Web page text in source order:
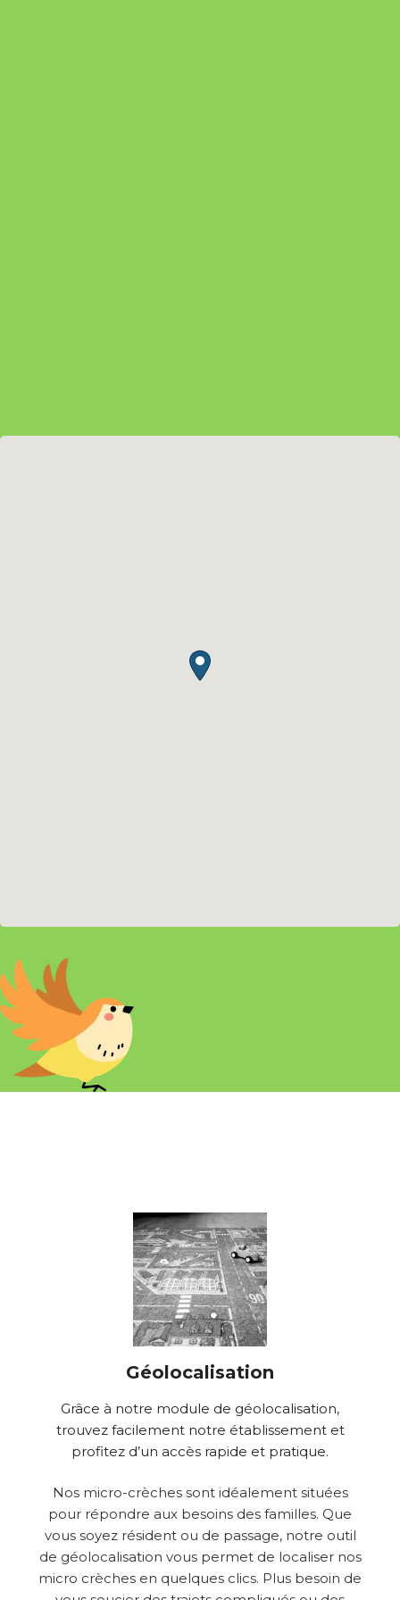
Géolocalisation
Grâce à notre module de géolocalisation,
trouvez facilement notre établissement et
profitez d’un accès rapide et pratique.
Nos micro-crèches sont idéalement situées
pour répondre aux besoins des familles. Que
vous soyez résident ou de passage, notre outil
de géolocalisation vous permet de localiser nos
micro crèches en quelques clics. Plus besoin de